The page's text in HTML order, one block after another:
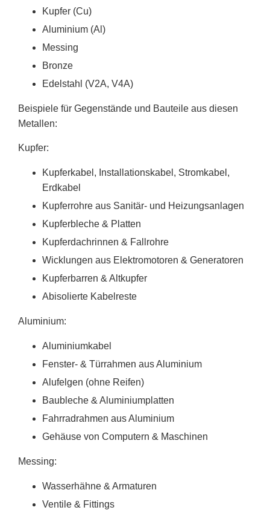
Kupfer (Cu)
Aluminium (Al)
Messing
Bronze
Edelstahl (V2A, V4A)
Beispiele für Gegenstände und Bauteile aus diesen
Metallen:
Kupfer:
Kupferkabel, Installationskabel, Stromkabel,
Erdkabel
Kupferrohre aus Sanitär- und Heizungsanlagen
Kupferbleche & Platten
Kupferdachrinnen & Fallrohre
Wicklungen aus Elektromotoren & Generatoren
Kupferbarren & Altkupfer
Abisolierte Kabelreste
Aluminium:
Aluminiumkabel
Fenster- & Türrahmen aus Aluminium
Alufelgen (ohne Reifen)
Baubleche & Aluminiumplatten
Fahrradrahmen aus Aluminium
Gehäuse von Computern & Maschinen
Messing:
Wasserhähne & Armaturen
Ventile & Fittings